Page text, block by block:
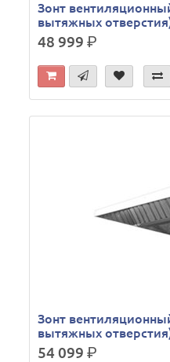
Зонт
вытяжных
48 999р.
Зонт
вытяжных
54 099р.